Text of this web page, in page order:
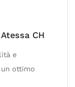
CH
e
ottimo